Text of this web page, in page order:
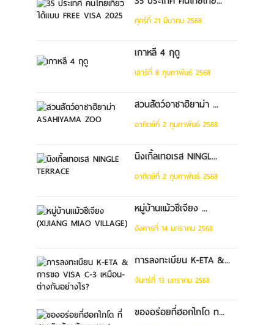
ศุกร์ที่ 21 มีนาคม 2568
เกาหลี 4 ฤดู
เสาร์ที่ 8 กุมภาพันธ์ 2568
สวนสัตว์อาซาฮิยาม่า ...
อาทิตย์ที่ 2 กุมภาพันธ์ 2568
นิงเกิ้ลเทอเรส NINGL...
อาทิตย์ที่ 2 กุมภาพันธ์ 2568
หมู่บ้านแม้วซีเจียง ...
อังคารที่ 14 มกราคม 2568
การลงทะเบียน K-ETA &...
จันทร์ที่ 13 มกราคม 2568
ของอร่อยที่ฮอกไกโด ท...